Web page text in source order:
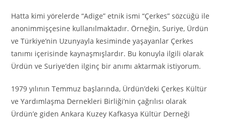
Hatta kimi yörelerde “Adige” etnik ismi “Çerkes” sözcüğü ile
anonimmişçesine kullanılmaktadır. Örneğin, Suriye, Ürdün
ve Türkiye’nin Uzunyayla kesiminde yaşayanlar Çerkes
tanımı içerisinde kaynaşmışlardır. Bu konuyla ilgili olarak
Ürdün ve Suriye’den ilginç bir anımı aktarmak istiyorum.
1979 yılının Temmuz başlarında, Ürdün’deki Çerkes Kültür
ve Yardımlaşma Dernekleri Birliği’nin çağrılısı olarak
Ürdün’e giden Ankara Kuzey Kafkasya Kültür Derneği